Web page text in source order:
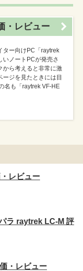
・レビュー
ター向けPC「raytrek
いノートPCが発売さ
から考えると非常に激
ージを見たときには目
名も「raytrek VF-HE
レビュー
ラ raytrek LC-M 評
・レビュー